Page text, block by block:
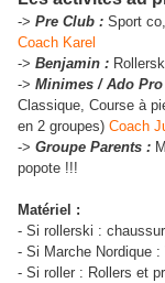
-> Pre Club : Sport
Coach Karel
-> Benjamin :
-> Minimes / Ado
Classique, Course à
en 2 groupes) Coach
-> Groupe Parents :
popote !!!
Matériel :
- Si rollerski :
- Si Marche Nordique
- Si roller : Rollers et